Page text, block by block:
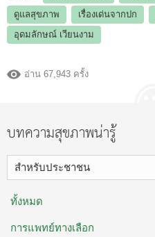
ดูแลสุขภาพ
เรื่องเด่นจากปก
อุดมลักษณ์ เวียนงาม
อ่าน 67,943 ครั้ง
บทความสุขภาพน่ารู้
สำหรับประชาชน
ทั้งหมด
การแพทย์ทางเลือก